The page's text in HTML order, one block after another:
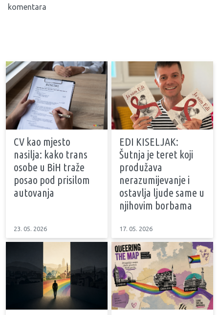
komentara
CV kao mjesto
nasilja: kako trans
osobe u BiH traže
posao pod prisilom
autovanja
23. 05. 2026
EDI KISELJAK:
Šutnja je teret koji
produžava
nerazumijevanje i
ostavlja ljude same u
njihovim borbama
17. 05. 2026